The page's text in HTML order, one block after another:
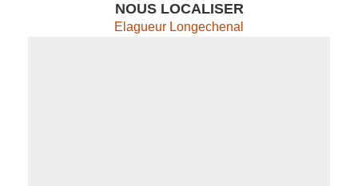
NOUS LOCALISER
Elagueur Longechenal